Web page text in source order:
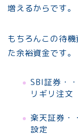
増えるからです。
もちろんこの待
た余裕資金です。
SBI証券・
リギリ注文
楽天証券・
設定